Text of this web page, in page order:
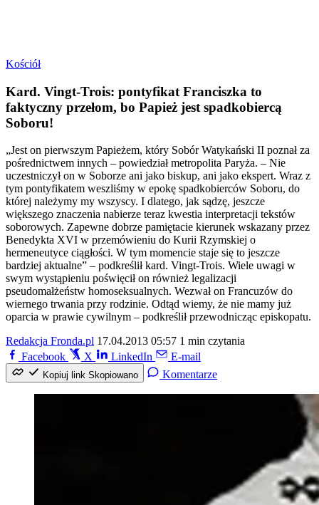
Kościół
Kard. Vingt-Trois: pontyfikat Franciszka to
faktyczny przełom, bo Papież jest spadkobiercą
Soboru!
„Jest on pierwszym Papieżem, który Sobór Watykański II poznał za
pośrednictwem innych – powiedział metropolita Paryża. – Nie
uczestniczył on w Soborze ani jako biskup, ani jako ekspert. Wraz z
tym pontyfikatem weszliśmy w epokę spadkobierców Soboru, do
której należymy my wszyscy. I dlatego, jak sądzę, jeszcze
większego znaczenia nabierze teraz kwestia interpretacji tekstów
soborowych. Zapewne dobrze pamiętacie kierunek wskazany przez
Benedykta XVI w przemówieniu do Kurii Rzymskiej o
hermeneutyce ciągłości. W tym momencie staje się to jeszcze
bardziej aktualne” – podkreślił kard. Vingt-Trois. Wiele uwagi w
swym wystąpieniu poświęcił on również legalizacji
pseudomałżeństw homoseksualnych. Wezwał on Francuzów do
wiernego trwania przy rodzinie. Odtąd wiemy, że nie mamy już
oparcia w prawie cywilnym – podkreślił przewodnicząc episkopatu.
Redakcja Fronda.pl 17.04.2013 05:57 1 min czytania
Facebook
X LinkedIn E-mail
Kopiuj link Skopiowano Komentarze